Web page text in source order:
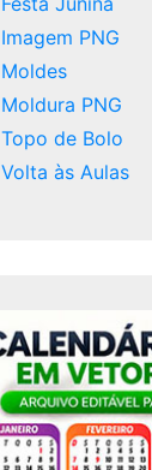
Imagem PNG
Moldes
Moldura PNG
Topo de Bolo
Volta às Aulas